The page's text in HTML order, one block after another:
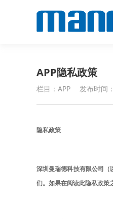
APP隐私政策
栏目：APP 发布时间
隐私政策
深圳曼瑞德科技有限公司（
们。如果在阅读此隐私政策